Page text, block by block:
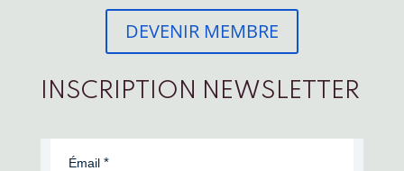
DEVENIR MEMBRE
INSCRIPTION NEWSLETTER
Émail